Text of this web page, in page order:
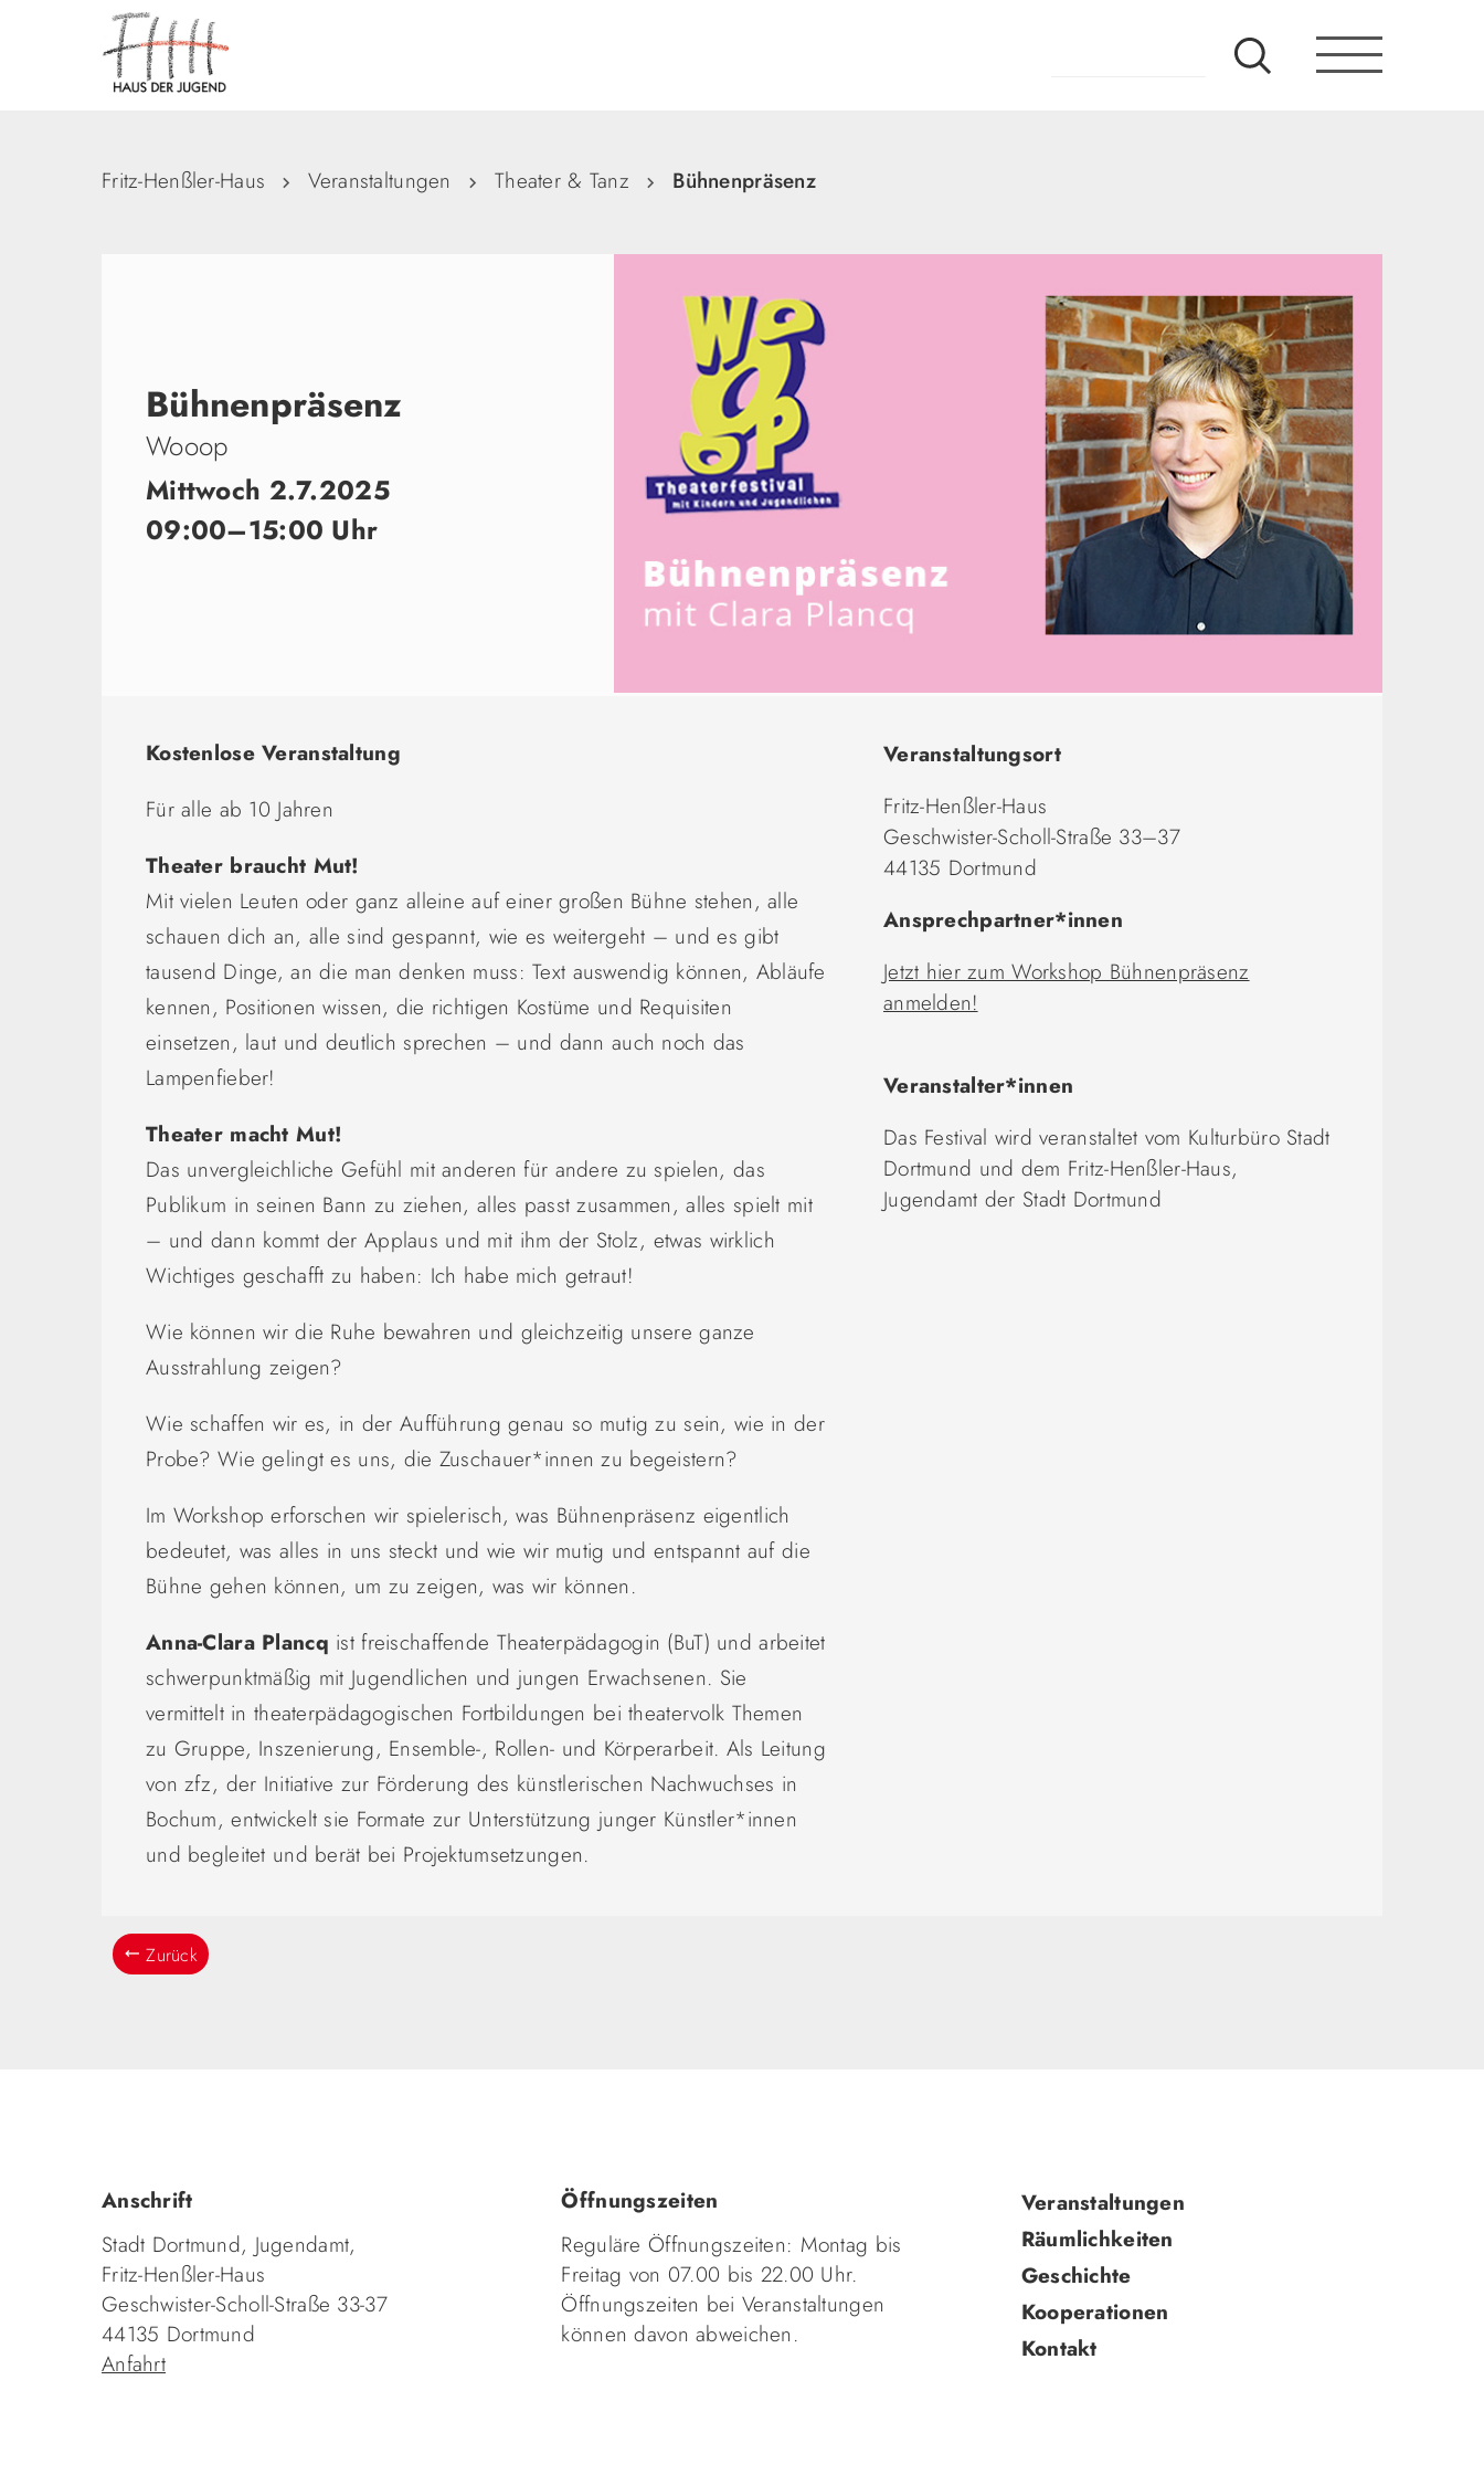
Fritz-Henßler-Haus Veranstaltungen Theater & Tanz Bühnenpräsenz
Bühnenpräsenz
Wooop
Mittwoch 2.7.2025
09:00–15:00 Uhr
Kostenlose Veranstaltung
Für alle ab 10 Jahren
Theater braucht Mut!
Mit vielen Leuten oder ganz alleine auf einer großen Bühne stehen, alle
schauen dich an, alle sind gespannt, wie es weitergeht – und es gibt
tausend Dinge, an die man denken muss: Text auswendig können, Abläufe
kennen, Positionen wissen, die richtigen Kostüme und Requisiten
einsetzen, laut und deutlich sprechen – und dann auch noch das
Lampenfieber!
Theater macht Mut!
Das unvergleichliche Gefühl mit anderen für andere zu spielen, das
Publikum in seinen Bann zu ziehen, alles passt zusammen, alles spielt mit
– und dann kommt der Applaus und mit ihm der Stolz, etwas wirklich
Wichtiges geschafft zu haben: Ich habe mich getraut!
Wie können wir die Ruhe bewahren und gleichzeitig unsere ganze
Ausstrahlung zeigen?
Wie schaffen wir es, in der Aufführung genau so mutig zu sein, wie in der
Probe? Wie gelingt es uns, die Zuschauer*innen zu begeistern?
Im Workshop erforschen wir spielerisch, was Bühnenpräsenz eigentlich
bedeutet, was alles in uns steckt und wie wir mutig und entspannt auf die
Bühne gehen können, um zu zeigen, was wir können.
Anna-Clara Plancq ist freischaffende Theaterpädagogin (BuT) und arbeitet
schwerpunktmäßig mit Jugendlichen und jungen Erwachsenen. Sie
vermittelt in theaterpädagogischen Fortbildungen bei theatervolk Themen
zu Gruppe, Inszenierung, Ensemble-, Rollen- und Körperarbeit. Als Leitung
von zfz, der Initiative zur Förderung des künstlerischen Nachwuchses in
Bochum, entwickelt sie Formate zur Unterstützung junger Künstler*innen
und begleitet und berät bei Projektumsetzungen.
Veranstaltungsort
Fritz-Henßler-Haus
Geschwister-Scholl-Straße 33–37
44135 Dortmund
Ansprechpartner*innen
Jetzt hier zum Workshop Bühnenpräsenz
anmelden!
Veranstalter*innen
Das Festival wird veranstaltet vom Kulturbüro Stadt
Dortmund und dem Fritz-Henßler-Haus,
Jugendamt der Stadt Dortmund
Zurück
Anschrift
Stadt Dortmund, Jugendamt,
Fritz-Henßler-Haus
Geschwister-Scholl-Straße 33-37
44135 Dortmund
Anfahrt
Öffnungszeiten
Reguläre Öffnungszeiten: Montag bis
Freitag von 07.00 bis 22.00 Uhr.
Öffnungszeiten bei Veranstaltungen
können davon abweichen.
Navigation
überspringen
Veranstaltungen
Räumlichkeiten
Geschichte
Kooperationen
Kontakt